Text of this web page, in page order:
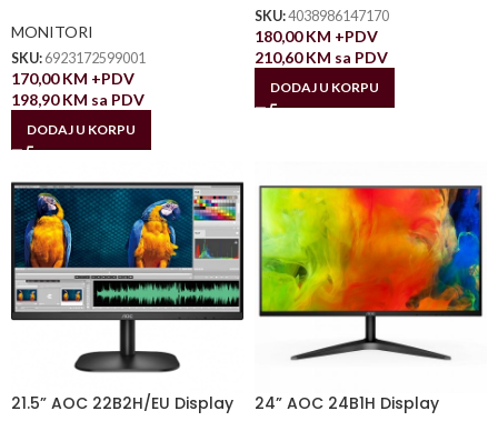
MONITORI
SKU: 6923172599001
170,00KM +PDV
198,90KM sa PDV
DODAJ U KORPU
SKU:4038986147170
180,00KM +PDV
210,60KM sa PDV
DODAJ U KORPU
21.5” AOC 22B2H/EU Display 24” AOC 24B1H Display